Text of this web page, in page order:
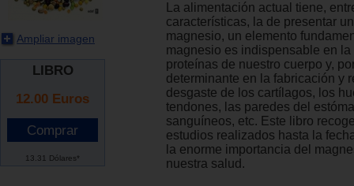
Ampliar imagen
LIBRO
12.00 Euros
13.31 Dólares*
La alimentación actual tiene,
características, la de presentar
magnesio, un elemento
magnesio es indispensable en
proteínas de nuestro cuerpo y,
determinante en la fabricación y
desgaste de los cartílagos, los
tendones, las paredes del
sanguíneos, etc. Este libro
estudios realizados hasta la
la enorme importancia del
nuestra salud.